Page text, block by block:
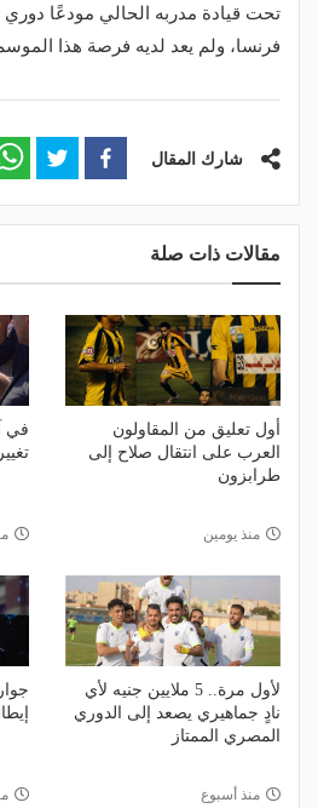
تحت قيادة مدربه الحالي مودعًا دوري
فرنسا، ولم يعد لديه فرصة هذا
شارك المقال
مقالات ذات صلة
أول تعليق من المقاولون
العرب على انتقال صلاح إلى
طرابزون
منذ يومين
في
لأول مرة.. 5 ملايين جنيه لأي
نادٍ جماهيري يصعد إلى الدوري
المصري الممتاز
منذ أسبوع